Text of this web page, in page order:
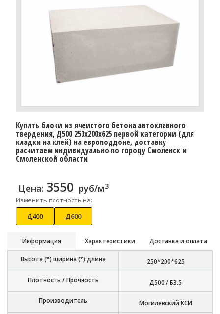
Купить блоки из ячеистого бетона автоклавного
твердения, Д500 250x200x625 первой категории (для
кладки на клей) на европоддоне, доставку
расчитаем индивидуально по городу Смоленск и
Смоленской области
Цена: 3550 руб/м3
Изменить плотность на:
Д400
Д600
Информация Характеристики Доставка и оплата
Высота (*) ширина (*) длина 250*200*625
Плотность / Прочность Д500 / Б3.5
Производитель Могилевский КСИ